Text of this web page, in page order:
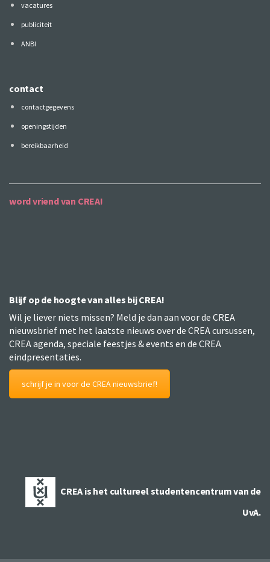
vacatures
publiciteit
ANBI
contact
contactgegevens
openingstijden
bereikbaarheid
word vriend van CREA!
Blijf op de hoogte van alles bij CREA!
Wil je liever niets missen? Meld je dan aan voor de CREA
nieuwsbrief met het laatste nieuws over de CREA cursussen,
CREA agenda, speciale feestjes & events en de CREA
eindpresentaties.
schrijf je in voor de CREA nieuwsbrief!
CREA is het cultureel studentencentrum van de
UvA.